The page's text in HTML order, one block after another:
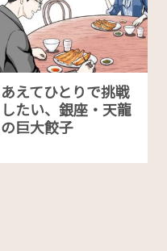
あえてひとりで挑戦
したい、銀座・天龍
の巨大餃子